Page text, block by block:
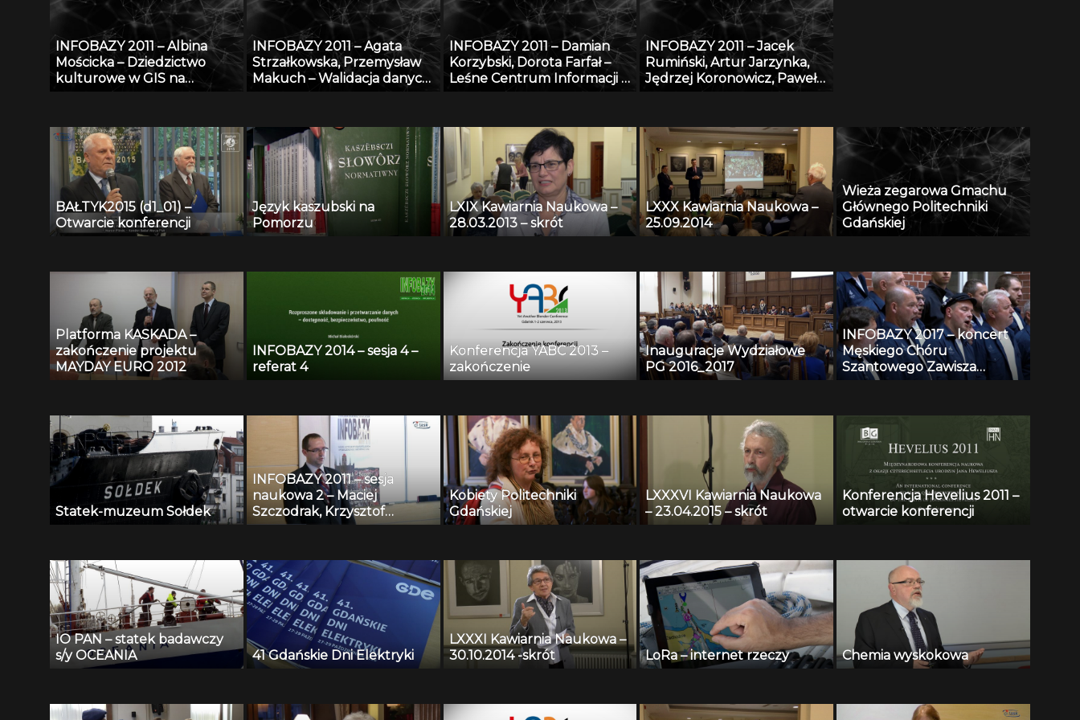
bibliograficznej bazy
danych AGRO w bazę
bibliograficzno-abstraktową
z wykorzystaniem
oprogramowania YA
INFOBAZY 2011 – Albina
Mościcka – Dziedzictwo
kulturowe w GIS na
INFOBAZY 2011 – Agata
Strzałkowska, Przemysław
Makuch – Walidacja danych
atmosferycznych
INFOBAZY 2011 – Damian
Korzybski, Dorota Farfał –
Leśne Centrum Informacji –
przyrodniczego w Polsce
INFOBAZY 2011 – Jacek
Rumiński, Artur Jarzynka,
Jędrzej Koronowicz, Paweł
BAŁTYK2015 (d1_01) –
Otwarcie konferencji
Język kaszubski na
Pomorzu
LXIX Kawiarnia Naukowa –
28.03.2013 – skrót
LXXX Kawiarnia Naukowa –
25.09.2014
Wieża zegarowa Gmachu
Głównego Politechniki
Gdańskiej
Platforma KASKADA –
zakończenie projektu
MAYDAY EURO 2012
INFOBAZY 2014 – sesja 4 –
referat 4
Konferencja YABC 2013 –
zakończenie
Inauguracje Wydziałowe
PG 2016_2017
INFOBAZY 2017 – koncert
Męskiego Chóru
Szantowego Zawisza
Czarny
Statek-muzeum Sołdek
INFOBAZY 2011 – sesja
naukowa 2 – Maciej
Szczodrak, Krzysztof
Kopaczewski, Andrzej
Krawczyk – Repozytorium
nagrań testowych i
algorytmy wspomagania
systemów monitoringu
przestrzeni publicznej
Kobiety Politechniki
Gdańskiej
LXXXVI Kawiarnia Naukowa
– 23.04.2015 – skrót
Konferencja Hevelius 2011 –
otwarcie konferencji
IO PAN – statek badawczy
s/y OCEANIA
41 Gdańskie Dni Elektryki
LXXXI Kawiarnia Naukowa –
30.10.2014 -skrót
LoRa – internet rzeczy Chemia wyskokowa